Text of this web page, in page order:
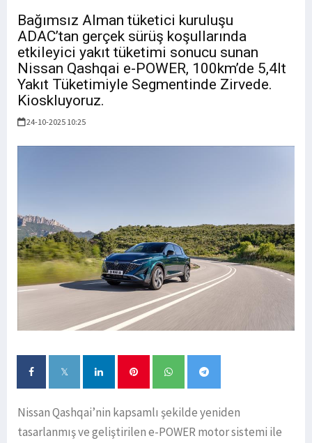
Bağımsız Alman tüketici kuruluşu
ADAC’tan gerçek sürüş koşullarında
etkileyici yakıt tüketimi sonucu sunan
Nissan Qashqai e-POWER, 100km’de 5,4lt
Yakıt Tüketimiyle Segmentinde Zirvede.
Kioskluyoruz.
24-10-2025 10:25
Nissan Qashqai’nin kapsamlı şekilde yeniden
tasarlanmış ve geliştirilen e-POWER motor sistemi ile